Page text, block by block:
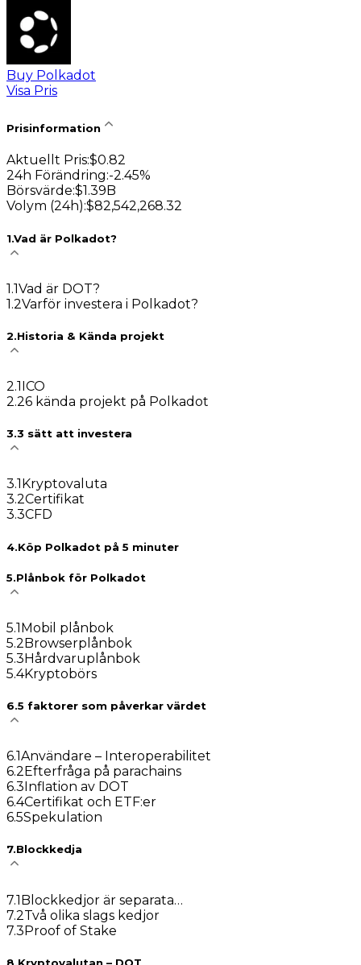
Buy Polkadot
Visa Pris
Prisinformation
Aktuellt Pris:$0.82
24h Förändring:-2.45%
Börsvärde:$1.39B
Volym (24h):$82,542,268.32
1.Vad är Polkadot?
1.1Vad är DOT?
1.2Varför investera i Polkadot?
2.Historia & Kända projekt
2.1ICO
2.26 kända projekt på Polkadot
3.3 sätt att investera
3.1 Kryptovaluta
3.2Certifikat
3.3CFD
4.Köp Polkadot på 5 minuter
5.Plånbok för Polkadot
5.1Mobil plånbok
5.2Browserplånbok
5.3Hårdvaruplånbok
5.4Kryptobörs
6.5 faktorer som påverkar värdet
6.1Användare – Interoperabilitet
6.2 Efterfråga på parachains
6.3 Inflation av DOT
6.4Certifikat och ETF:er
6.5Spekulation
7.Blockkedja
7.1Blockkedjor är separata…
7.2Två olika slags kedjor
7.3Proof of Stake
8 Kryptovalutan – DOT